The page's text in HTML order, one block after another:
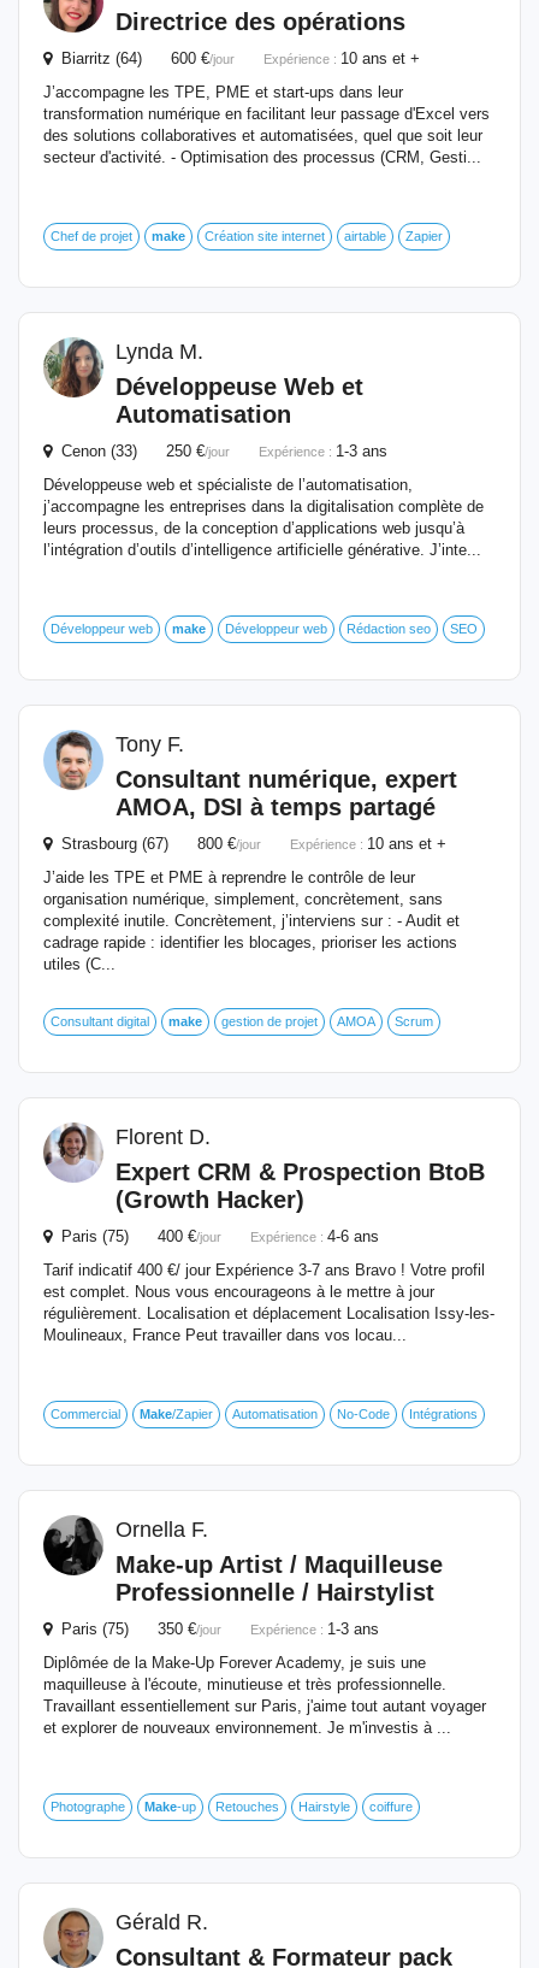
Directrice des opérations
Biarritz (64) 600 €/jour Expérience : 10 ans et +
J’accompagne les TPE, PME et start-ups dans leur
transformation numérique en facilitant leur passage d'Excel vers
des solutions collaboratives et automatisées, quel que soit leur
secteur d'activité. - Optimisation des processus (CRM, Gesti...
Chef de projet make Création site internet airtable Zapier
Lynda M.
Développeuse Web et
Automatisation
Cenon (33) 250 €/jour Expérience : 1-3 ans
Développeuse web et spécialiste de l’automatisation,
j’accompagne les entreprises dans la digitalisation complète de
leurs processus, de la conception d’applications web jusqu’à
l’intégration d’outils d’intelligence artificielle générative. J’inte...
Développeur web make Développeur web Rédaction seo SEO
Tony F.
Consultant numérique, expert
AMOA, DSI à temps partagé
Strasbourg (67) 800 €/jour Expérience : 10 ans et +
J’aide les TPE et PME à reprendre le contrôle de leur
organisation numérique, simplement, concrètement, sans
complexité inutile. Concrètement, j’interviens sur : - Audit et
cadrage rapide : identifier les blocages, prioriser les actions
utiles (C...
Consultant digital make gestion de projet AMOA Scrum
Florent D.
Expert CRM & Prospection BtoB
(Growth Hacker)
Paris (75) 400 €/jour Expérience : 4-6 ans
Tarif indicatif 400 €/ jour Expérience 3-7 ans Bravo ! Votre profil
est complet. Nous vous encourageons à le mettre à jour
régulièrement. Localisation et déplacement Localisation Issy-les-
Moulineaux, France Peut travailler dans vos locau...
Commercial Make/Zapier Automatisation No-Code Intégrations
Ornella F.
Make-up Artist / Maquilleuse
Professionnelle / Hairstylist
Paris (75) 350 €/jour Expérience : 1-3 ans
Diplômée de la Make-Up Forever Academy, je suis une
maquilleuse à l'écoute, minutieuse et très professionnelle.
Travaillant essentiellement sur Paris, j'aime tout autant voyager
et explorer de nouveaux environnement. Je m'investis à ...
Photographe Make-up Retouches Hairstyle coiffure
Gérald R.
Consultant & Formateur pack